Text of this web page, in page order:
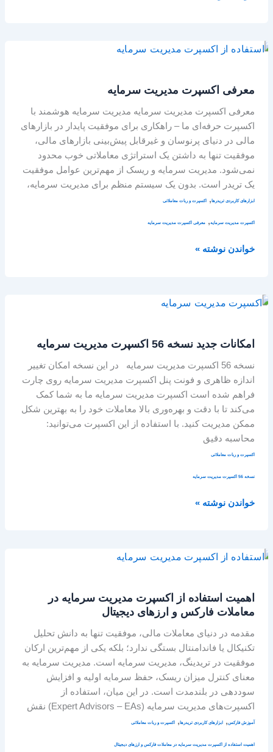
معرفی اکسپرت مدیریت سرمایه
معرفی اکسپرت مدیریت سرمایه مدیریت سرمایه هوشمند با
اکسپرت حرفه‌ای ما – راهکاری برای موفقیت پایدار در بازارهای
مالی در دنیای پرنوسان و غیرقابل‌ پیش‌بینی بازارهای مالی،
موفقیت تنها به داشتن یک استراتژی معاملاتی خوب محدود
نمی‌شود. مدیریت سرمایه و ریسک از مهم‌ترین عوامل موفقیت
یک تریدر است. بدون یک سیستم منظم برای مدیریت سرمایه،
ابزارهای کاربردی تریدرها, اکسپرت و ربات معاملاتی
اکسپرت مدیریت سرمایه, معرفی اکسپرت مدیریت سرمایه
معرفی
سرمایه
خواندن نوشته »
امکانات جدید نسخه 56 اکسپرت مدیریت سرمایه
نسخه 56 اکسپرت مدیریت سرمایه در این نسخه امکان تغییر
اندازه ظاهری و فونت پنل اکسپرت مدیریت سرمایه روی چارت
فراهم شده است اکسپرت مدیریت سرمایه ما به شما کمک
می‌کند تا با دقت و بهره‌وری بالا معاملات خود را به بهترین شکل
ممکن مدیریت کنید. با استفاده از این اکسپرت می‌توانید:
محاسبه دقیق
اکسپرت و ربات معاملاتی
نسخه 56 اکسپرت مدیریت سرمایه
امکانات
56
اکسپرت
مدیریت
سرمایه
خواندن نوشته »
اهمیت استفاده از اکسپرت مدیریت سرمایه در
معاملات فارکس و ارزهای دیجیتال
مقدمه در دنیای معاملات مالی، موفقیت تنها به دانش تحلیل
تکنیکال یا فاندامنتال بستگی ندارد؛ بلکه یکی از مهم‌ترین ارکان
موفقیت در تریدینگ، مدیریت سرمایه است. مدیریت سرمایه به
معنای کنترل میزان ریسک، حفظ سرمایه اولیه و افزایش
سوددهی در بلندمدت است. در این میان، استفاده از
اکسپرت‌های مدیریت سرمایه (Expert Advisors – EAs) نقش
آموزش فارکس, ابزارهای کاربردی تریدرها, اکسپرت و ربات معاملاتی
اهمیت استفاده از اکسپرت مدیریت سرمایه در معاملات فارکس و ارزهای دیجیتال
اهمیت
اکسپرت
مدیریت
در
فارکس
ارزهای